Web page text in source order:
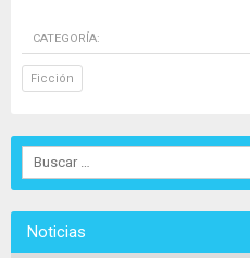
CATEGORÍA:
Ficción
Noticias